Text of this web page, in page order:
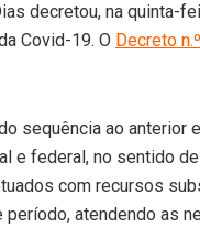
decretou, na quinta-
Covid-19. O Decreto
sequência ao
e federal, no sentido
com recursos
período, atendendo as